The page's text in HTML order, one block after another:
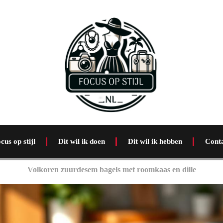
op stijl Dit wil ik doen Dit wil ik hebben
Volkoren zuurdesem bagels met roomkaas en dille